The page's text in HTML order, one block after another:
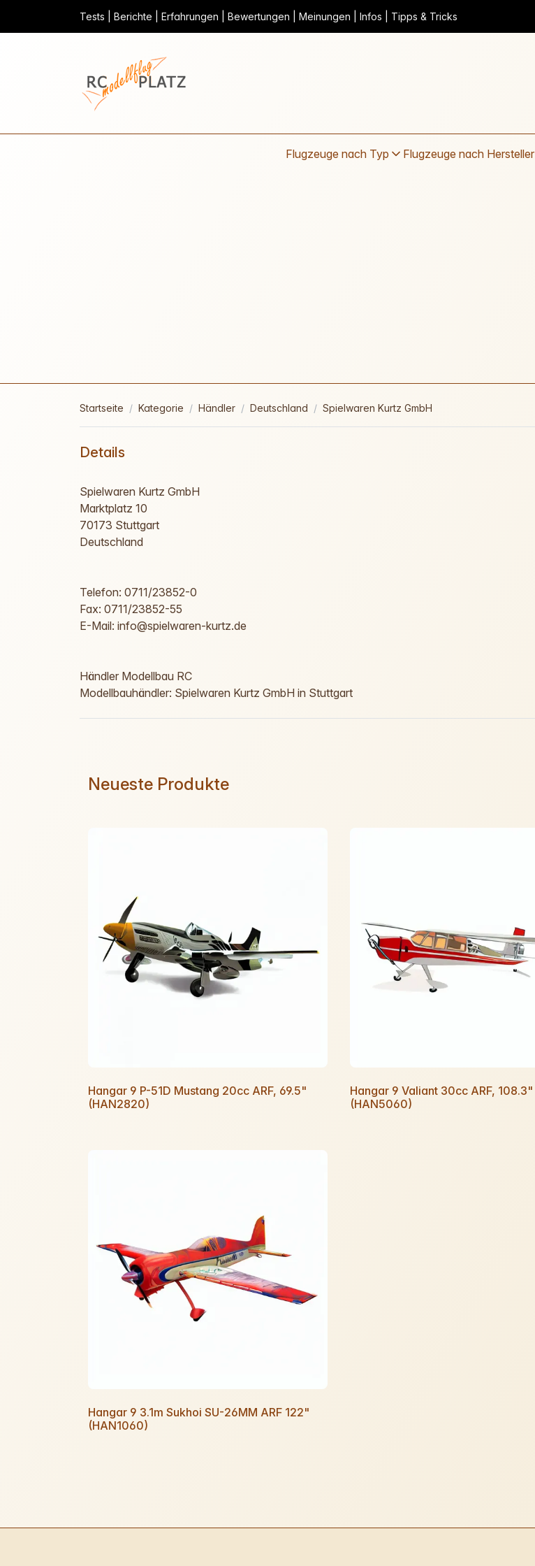
Tests | Berichte | Erfahrungen | Bewertungen | Meinungen | Infos | Tipps & Tricks
Flugzeuge nach Typ Flugzeuge nach Hersteller
Startseite Kategorie Händler Deutschland Spielwaren Kurtz GmbH
Details
Spielwaren Kurtz GmbH
Marktplatz 10
70173 Stuttgart
Deutschland
Telefon: 0711/23852-0
Fax: 0711/23852-55
E-Mail: info@spielwaren-kurtz.de
Händler Modellbau RC
Modellbauhändler: Spielwaren Kurtz GmbH in Stuttgart
Neueste Produkte
Hangar 9 P-51D Mustang 20cc ARF, 69.5"
(HAN2820)
Hangar 9 Valiant 30cc ARF, 108.3"
(HAN5060)
Hangar 9 3.1m Sukhoi SU-26MM ARF 122"
(HAN1060)